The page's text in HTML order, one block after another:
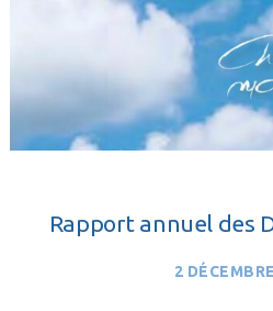
Rapport annuel des
2